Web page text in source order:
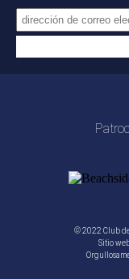
© 2022 Club de
Sitio